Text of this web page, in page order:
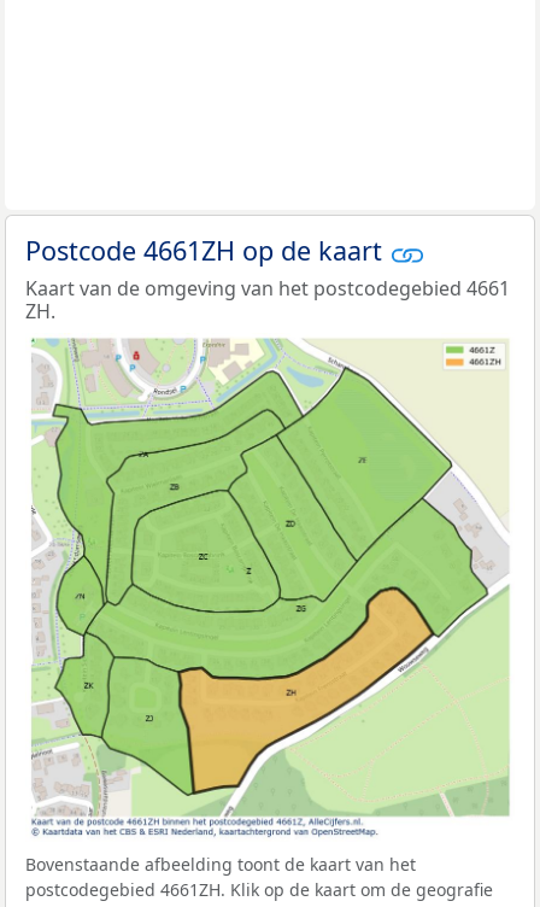
Postcode 4661ZH op de kaart
Kaart van de omgeving van het postcodegebied 4661
ZH.
Bovenstaande afbeelding toont de kaart van het
postcodegebied 4661ZH. Klik op de kaart om de geografie